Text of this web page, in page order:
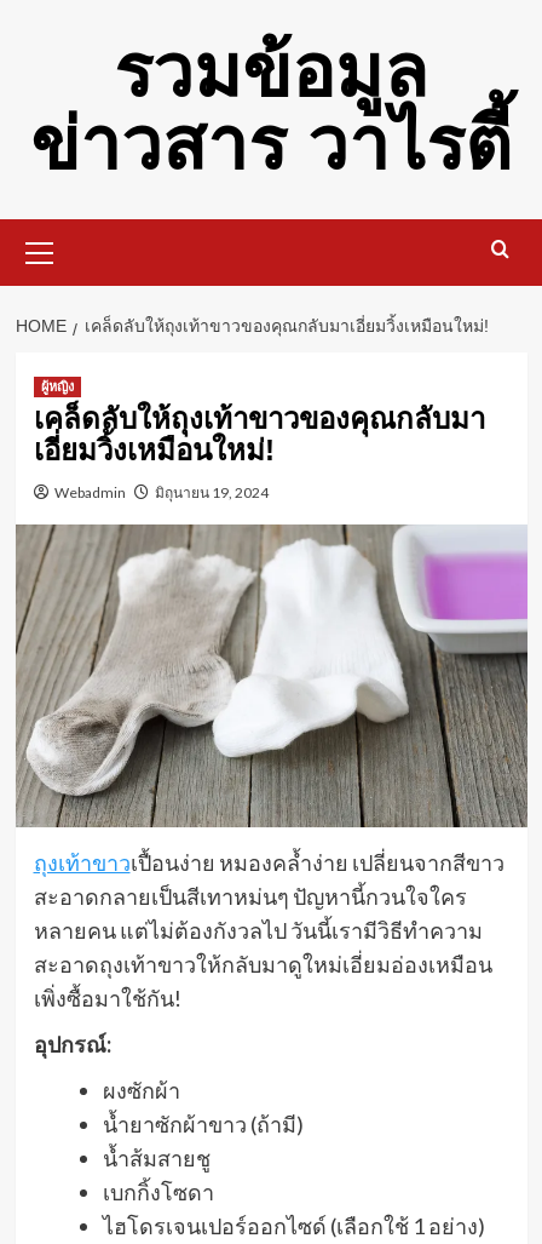
รวมข้อมูล
ข่าวสาร วาไรตี้
Menu
HOME เคล็ดลับให้ถุงเท้าขาวของคุณกลับมาเอี่ยมวิ้งเหมือนใหม่!
ผู้หญิง
เคล็ดลับให้ถุงเท้าขาวของคุณกลับมา
เอี่ยมวิ้งเหมือนใหม่!
Webadmin มิถุนายน 19, 2024
ถุงเท้าขาวเปื้อนง่าย หมองคล้ำง่าย เปลี่ยนจากสีขาว
สะอาดกลายเป็นสีเทาหม่นๆ ปัญหานี้กวนใจใคร
หลายคน แต่ไม่ต้องกังวลไป วันนี้เรามีวิธีทำความ
สะอาดถุงเท้าขาวให้กลับมาดูใหม่เอี่ยมอ่องเหมือน
เพิ่งซื้อมาใช้กัน!
อุปกรณ์:
ผงซักผ้า
น้ำยาซักผ้าขาว (ถ้ามี)
น้ำส้มสายชู
เบกกิ้งโซดา
ไฮโดรเจนเปอร์ออกไซด์ (เลือกใช้ 1 อย่าง)